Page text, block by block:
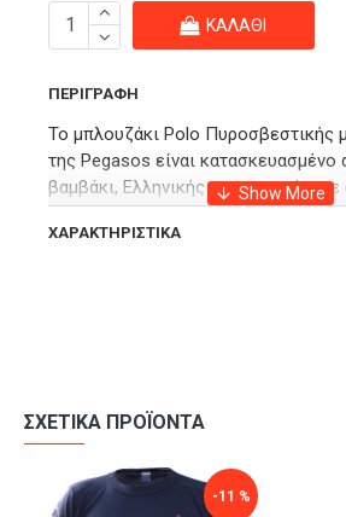
ΚΑΛΆΘΙ
ΠΕΡΙΓΡΑΦΉ
Το μπλουζάκι Polo Πυροσβεστικής
της Pegasos είναι κατασκευασμένο
βαμβάκι, Ελληνικής κατασκευής,
χρώμα με όλα τα κεντήματα της
υπηρεσίας.
ΧΑΡΑΚΤΗΡΙΣΤΙΚΆ
ΣΧΕΤΙΚΆ ΠΡΟΪΌΝΤΑ
-11 %